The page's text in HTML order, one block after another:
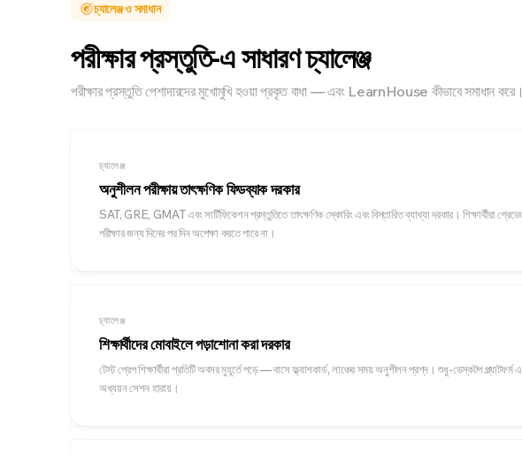
চ্যালেঞ্জ ও সমাধান
পরীক্ষার প্রস্তুতি-এ সাধারণ চ্যালেঞ্জ
পরীক্ষার প্রস্তুতি পেশাদারদের মুখোমুখি হওয়া প্রকৃত বাধা — এবং LearnHouse কীভাবে সমাধান করে।
চ্যালেঞ্জ
অনুশীলন পরীক্ষায় তাৎক্ষণিক ফিডব্যাক দরকার
SAT, GRE, GMAT এবং সার্টিফিকেশন প্রস্তুতিতে তাৎক্ষণিক স্কোরিং এবং বিস্তারিত ব্যাখ্যা দরকার। শিক্ষার্থীরা
পরীক্ষার জন্য দিনের পর দিন অপেক্ষা করতে পারে না।
চ্যালেঞ্জ
শিক্ষার্থীদের মোবাইলে পড়াশোনা করা দরকার
টেস্ট প্রেপ শিক্ষার্থীরা প্রতিটি অবসর মুহূর্তে পড়ে — বাসে ফ্ল্যাশকার্ড, লাঞ্চের সময় অনুশীলন প্রশ্ন। শুধু-ডেস্কটপ প্ল্যাটফর্ম
অধ্যয়ন সেশন হারায়।